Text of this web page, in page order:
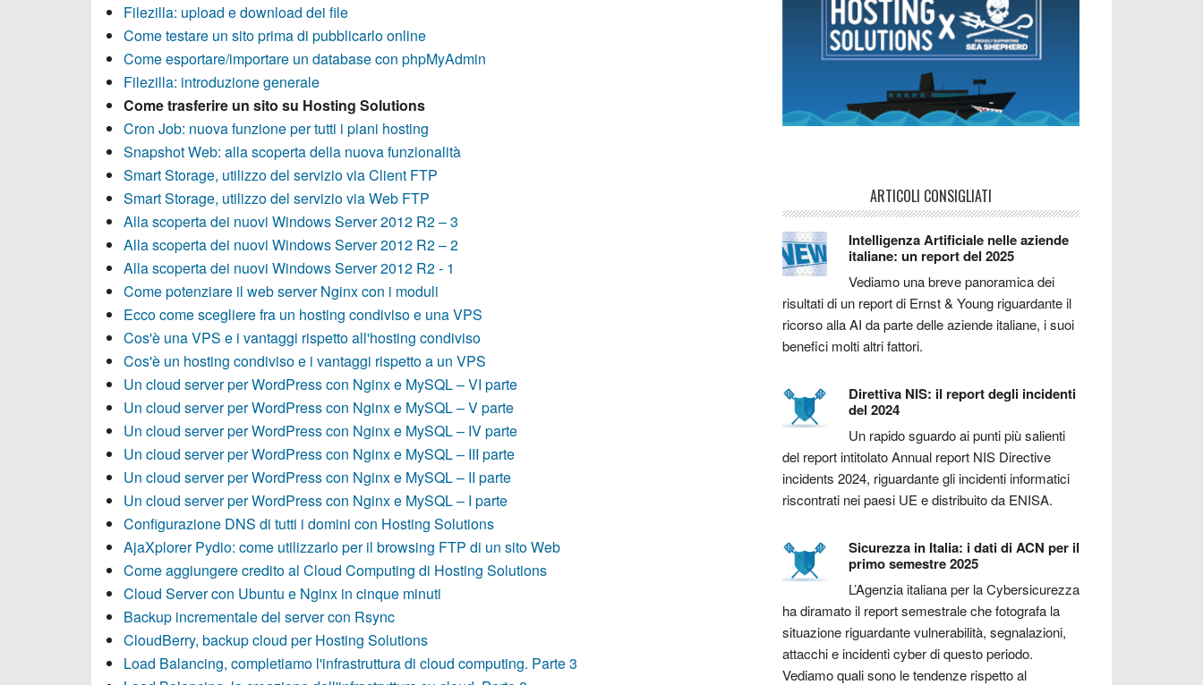
Filezilla: upload e download dei file
Come testare un sito prima di pubblicarlo online
Come esportare/importare un database con phpMyAdmin
Filezilla: introduzione generale
Come trasferire un sito su Hosting Solutions
Cron Job: nuova funzione per tutti i piani hosting
Snapshot Web: alla scoperta della nuova funzionalità
Smart Storage, utilizzo del servizio via Client FTP
Smart Storage, utilizzo del servizio via Web FTP
Alla scoperta dei nuovi Windows Server 2012 R2 – 3
Alla scoperta dei nuovi Windows Server 2012 R2 – 2
Alla scoperta dei nuovi Windows Server 2012 R2 - 1
Come potenziare il web server Nginx con i moduli
Ecco come scegliere fra un hosting condiviso e una VPS
Cos'è una VPS e i vantaggi rispetto all'hosting condiviso
Cos'è un hosting condiviso e i vantaggi rispetto a un VPS
Un cloud server per WordPress con Nginx e MySQL – VI parte
Un cloud server per WordPress con Nginx e MySQL – V parte
Un cloud server per WordPress con Nginx e MySQL – IV parte
Un cloud server per WordPress con Nginx e MySQL – III parte
Un cloud server per WordPress con Nginx e MySQL – II parte
Un cloud server per WordPress con Nginx e MySQL – I parte
Configurazione DNS di tutti i domini con Hosting Solutions
AjaXplorer Pydio: come utilizzarlo per il browsing FTP di un sito Web
Come aggiungere credito al Cloud Computing di Hosting Solutions
Cloud Server con Ubuntu e Nginx in cinque minuti
Backup incrementale del server con Rsync
CloudBerry, backup cloud per Hosting Solutions
Load Balancing, completiamo l'infrastruttura di cloud computing. Parte 3
ARTICOLI CONSIGLIATI
Intelligenza Artificiale nelle aziende
italiane: un report del 2025
Vediamo una breve panoramica dei
risultati di un report di Ernst & Young riguardante il
ricorso alla AI da parte delle aziende italiane, i suoi
benefici molti altri fattori.
Direttiva NIS: il report degli incidenti
del 2024
Un rapido sguardo ai punti più salienti
del report intitolato Annual report NIS Directive
incidents 2024, riguardante gli incidenti informatici
riscontrati nei paesi UE e distribuito da ENISA.
Sicurezza in Italia: i dati di ACN per il
primo semestre 2025
L’Agenzia italiana per la Cybersicurezza
ha diramato il report semestrale che fotografa la
situazione riguardante vulnerabilità, segnalazioni,
attacchi e incidenti cyber di questo periodo.
Vediamo quali sono le tendenze rispetto al